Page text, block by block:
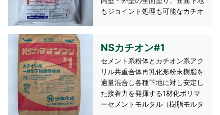
もジョイント処理も可能なカチオ
適応下地：【新築】各種合板、断
熱ボード、ALC,PC板、ブロッ
ク、石膏プラスターボード、コン
クリート、モルタル、ケイ酸カル
シウム板、ストレート板、鉄板な
ど
【塗り替え】FRP、壁紙（ビニー
NSカチオン#1
セメント系粉体とカチオン系アク
リル共重合体再乳化形粉末樹脂を
適量混合し各種下地に対し安定し
た接着力を発揮する1材化ポリマ
ーセメントモルタル（樹脂モルタ